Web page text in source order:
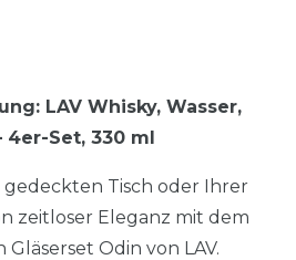
LAV Whisky, Wasser,
4er-Set, 330 ml
gedeckten Tisch oder Ihrer
zeitloser Eleganz mit dem
Odin von LAV.